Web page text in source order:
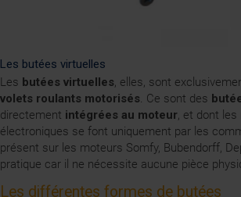
Les butées virtuelles
Les butées virtuelles, elles, sont
volets roulants motorisés. Ce sont des
directement intégrées au moteur, et dont les
électroniques se font uniquement par les
présent sur les moteurs Somfy, Bubendorff,
pratique car il ne nécessite aucune pièce
Les différentes formes de butées